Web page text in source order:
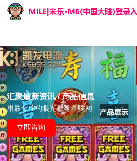
汇聚最新资讯 / 产品信息
用最专业的眼光看待互联网
立即咨询